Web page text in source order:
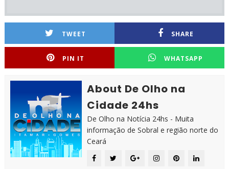
TWEET SHARE
PIN IT WHATSAPP
About De Olho na
Cidade 24hs
De Olho na Notícia 24hs - Muita
informação de Sobral e região norte do
Ceará